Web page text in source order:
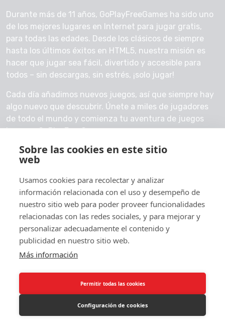
Sobre las cookies en este sitio
web
Usamos cookies para recolectar y analizar
información relacionada con el uso y desempeño de
nuestro sitio web para poder proveer funcionalidades
relacionadas con las redes sociales, y para mejorar y
personalizar adecuadamente el contenido y
publicidad en nuestro sitio web.
Más información
Permitir todas las cookies
Configuración de cookies
Durante más de 11 años, GoPlayFreeGames ha sido uno
de los mejores lugares en Internet para jugar gratis,
para todas las edades. Desde los clásicos de siempre
hasta los últimos éxitos en HTML5, nuestra misión es
hacer que jugar sea fácil, divertido y accesible para
todos – sin descargas, sin estrés, ¡solo jugar!
Cada día añadimos nuevos juegos, así que siempre hay
algo nuevo que descubrir. Únete a miles de jugadores
de todo el mundo y comienza tu aventura de juegos
hoy con GoPlayFreeGames.
Contáctanos
© 2026 GoPlayFreeGames
Política de privacidad